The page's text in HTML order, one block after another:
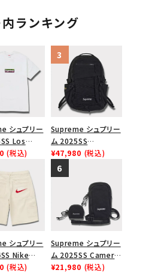
ラックランキング
シュプリー
Los
Fire Relief
Tee ファ
ーフボック
ャツ ホワ
(税込)
Supreme シュプリー
ム 2025SS
Backpack バックパッ
ク ブラック 黒
¥47,980 (税込)
シュプリー
Nike
ナイキ
(税込)
Supreme シュプリー
ム 2025SS Camera
Bag + Mini Pouch
¥21,980 (税込)